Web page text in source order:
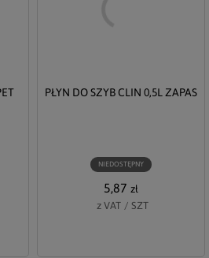
PŁYN DO SZYB CLIN 0,5L ZAPAS
NIEDOSTĘPNY
5,87 zł
z VAT / SZT